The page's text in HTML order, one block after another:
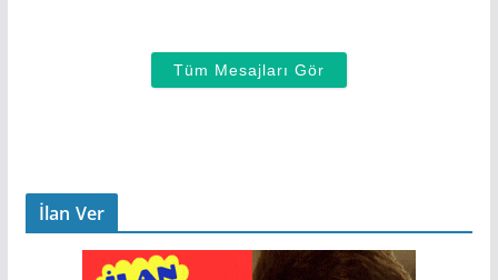
Tüm Mesajları Gör
İlan Ver